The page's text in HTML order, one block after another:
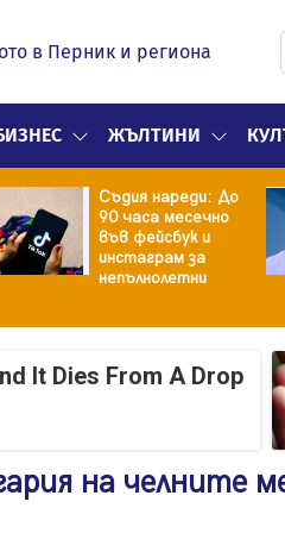
в Перник и региона
ЖЪЛТИНИ
Съдия нареди: До
90 часа месечно
във фейсбук и
инстаграм за
непълнолетни
It Dies From A Drop
на челните